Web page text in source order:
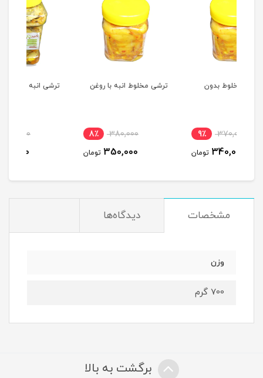
ترشی مخلوط انبه با روغن
تومان
ترشی انبه سرکه
تومان
مشخصات دیدگاه‌ها
وزن
700 گرم
برگشت به بالا